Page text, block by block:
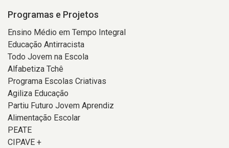
Programas e Projetos
Ensino Médio em Tempo Integral
Educação Antirracista
Todo Jovem na Escola
Alfabetiza Tchê
Programa Escolas Criativas
Agiliza Educação
Partiu Futuro Jovem Aprendiz
Alimentação Escolar
PEATE
CIPAVE +